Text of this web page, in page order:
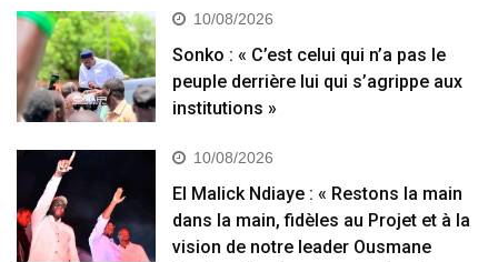
10/08/2026
Sonko : « C’est celui qui n’a pas le
peuple derrière lui qui s’agrippe aux
institutions »
10/08/2026
El Malick Ndiaye : « Restons la main
dans la main, fidèles au Projet et à la
vision de notre leader Ousmane